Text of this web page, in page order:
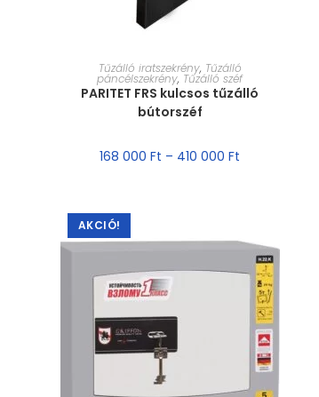
MÉRET VÁLASZTÁSA
Tűzálló iratszekrény, Tűzálló
páncélszekrény, Tűzálló széf
PARITET FRS kulcsos tűzálló
bútorszéf
168 000Ft – 410 000Ft
AKCIÓ!